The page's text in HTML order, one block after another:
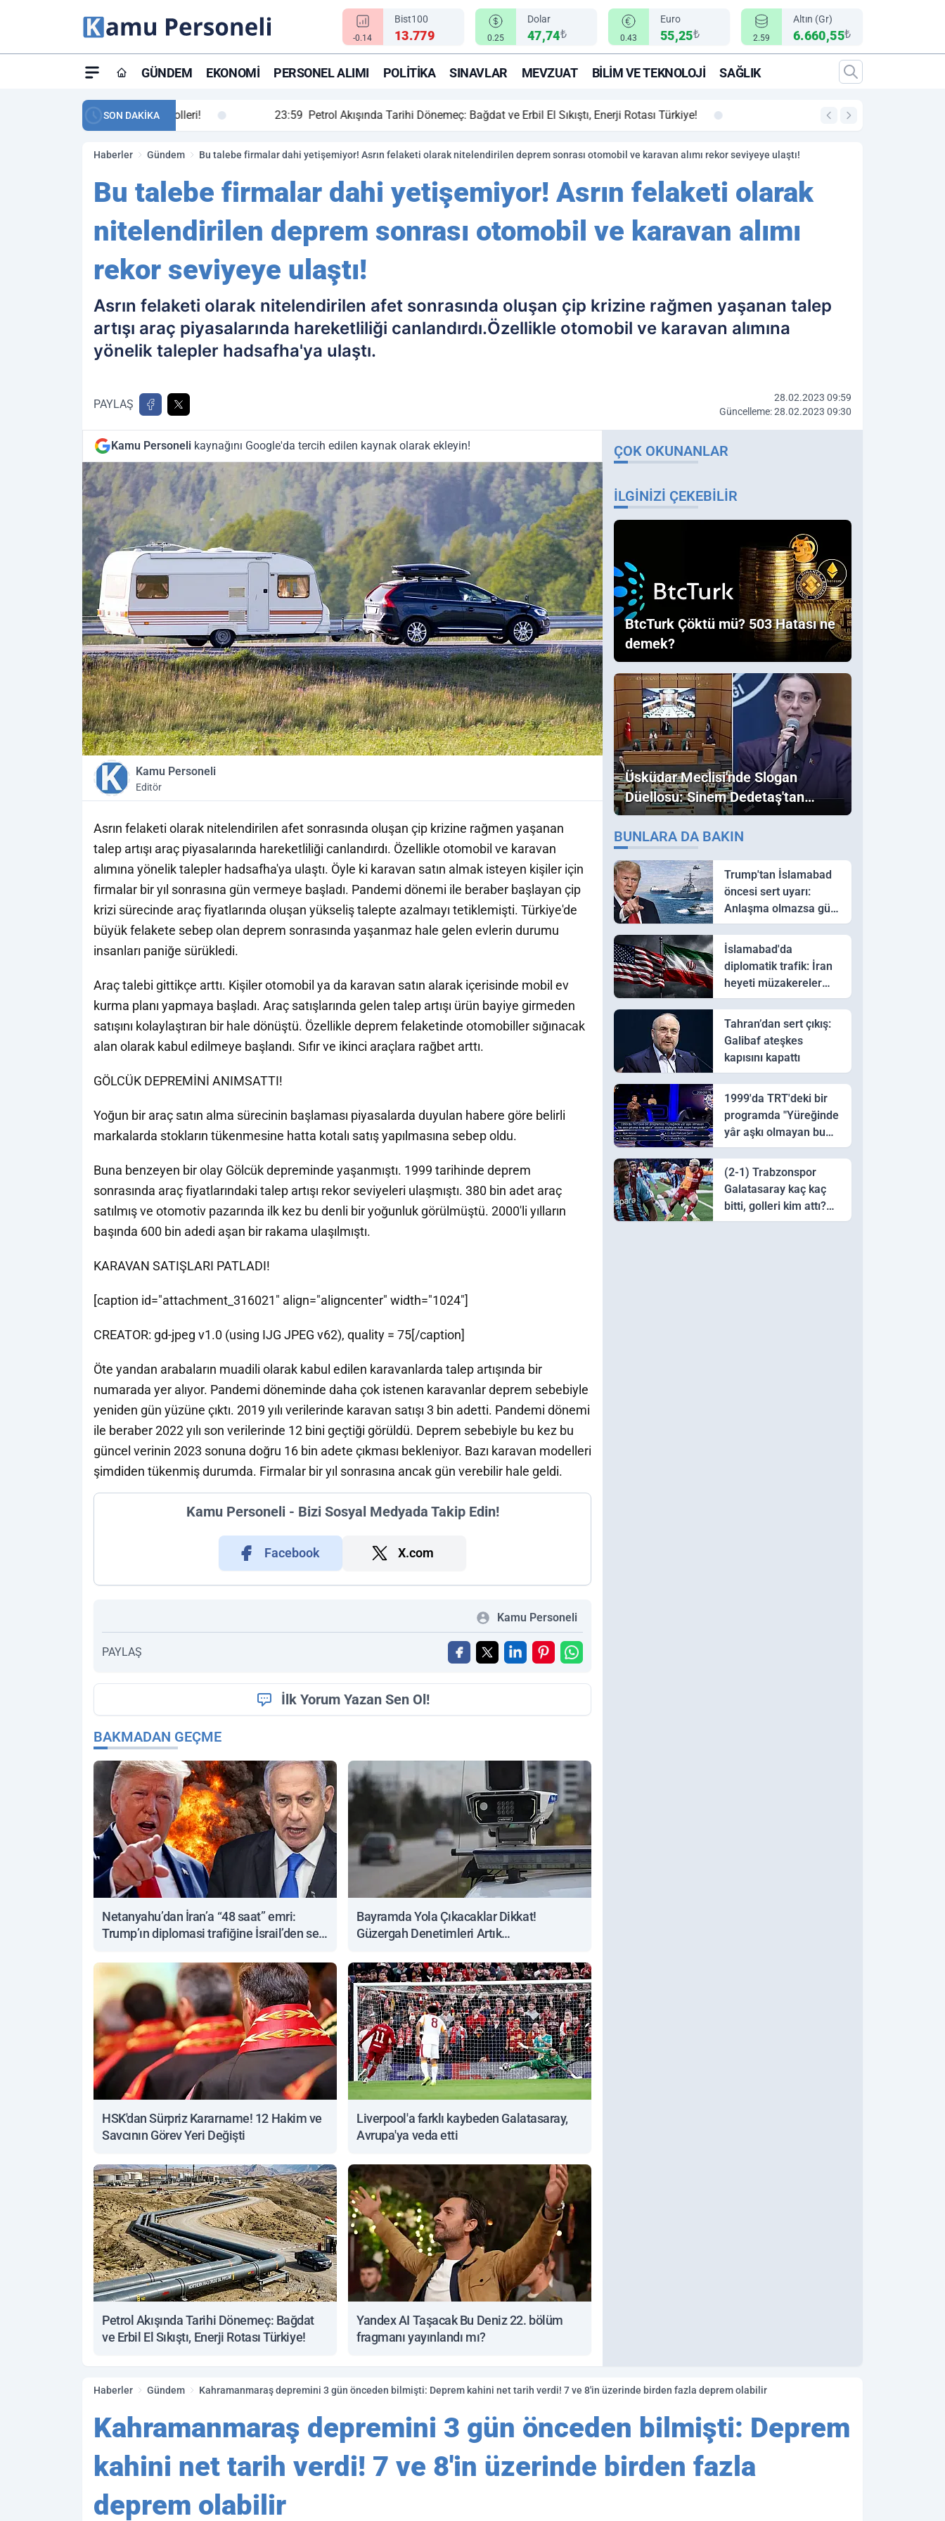
-0.14
Bist100
13.779 0.25
Dolar
47,74₺ 0.43
Euro
55,25₺ 2.59
Altın (Gr)
6.660,55₺
GÜNDEM EKONOMI PERSONEL ALIMI POLITIKA SINAVLAR MEVZUAT BILIM VE TEKNOLOJI SAĞLIK
SON DAKİKA
maç özeti ve golleri! 23:59 Petrol Akışında Tarihi Dönemeç: Bağdat ve Erbil El Sıkıştı, Enerji Rotası Türkiye! 00:12
Haberler Gündem Bu talebe firmalar dahi yetişemiyor! Asrın felaketi olarak nitelendirilen deprem sonrası otomobil ve karavan alımı rekor seviyeye ulaştı!
Bu talebe firmalar dahi yetişemiyor! Asrın felaketi olarak
nitelendirilen deprem sonrası otomobil ve karavan alımı
rekor seviyeye ulaştı!
Asrın felaketi olarak nitelendirilen afet sonrasında oluşan çip krizine rağmen yaşanan talep
artışı araç piyasalarında hareketliliği canlandırdı.Özellikle otomobil ve karavan alımına
yönelik talepler hadsafha'ya ulaştı.
PAYLAŞ
28.02.2023 09:59
Güncelleme: 28.02.2023 09:30
Kamu Personeli kaynağını Google'da tercih edilen kaynak olarak ekleyin!
Kamu Personeli
Editör
Asrın felaketi olarak nitelendirilen afet sonrasında oluşan çip krizine rağmen yaşanan
talep artışı araç piyasalarında hareketliliği canlandırdı. Özellikle otomobil ve karavan
alımına yönelik talepler hadsafha'ya ulaştı. Öyle ki karavan satın almak isteyen kişiler için
firmalar bir yıl sonrasına gün vermeye başladı. Pandemi dönemi ile beraber başlayan çip
krizi sürecinde araç fiyatlarında oluşan yükseliş talepte azalmayı tetiklemişti. Türkiye'de
büyük felakete sebep olan deprem sonrasında yaşanmaz hale gelen evlerin durumu
insanları paniğe sürükledi.
Araç talebi gittikçe arttı. Kişiler otomobil ya da karavan satın alarak içerisinde mobil ev
kurma planı yapmaya başladı. Araç satışlarında gelen talep artışı ürün bayiye girmeden
satışını kolaylaştıran bir hale dönüştü. Özellikle deprem felaketinde otomobiller sığınacak
alan olarak kabul edilmeye başlandı. Sıfır ve ikinci araçlara rağbet arttı.
GÖLCÜK DEPREMİNİ ANIMSATTI!
Yoğun bir araç satın alma sürecinin başlaması piyasalarda duyulan habere göre belirli
markalarda stokların tükenmesine hatta kotalı satış yapılmasına sebep oldu.
Buna benzeyen bir olay Gölcük depreminde yaşanmıştı. 1999 tarihinde deprem
sonrasında araç fiyatlarındaki talep artışı rekor seviyeleri ulaşmıştı. 380 bin adet araç
satılmış ve otomotiv pazarında ilk kez bu denli bir yoğunluk görülmüştü. 2000'li yılların
başında 600 bin adedi aşan bir rakama ulaşılmıştı.
KARAVAN SATIŞLARI PATLADI!
[caption id="attachment_316021" align="aligncenter" width="1024"]
CREATOR: gd-jpeg v1.0 (using IJG JPEG v62), quality = 75[/caption]
Öte yandan arabaların muadili olarak kabul edilen karavanlarda talep artışında bir
numarada yer alıyor. Pandemi döneminde daha çok istenen karavanlar deprem sebebiyle
yeniden gün yüzüne çıktı. 2019 yılı verilerinde karavan satışı 3 bin adetti. Pandemi dönemi
ile beraber 2022 yılı son verilerinde 12 bini geçtiği görüldü. Deprem sebebiyle bu kez bu
güncel verinin 2023 sonuna doğru 16 bin adete çıkması bekleniyor. Bazı karavan modelleri
şimdiden tükenmiş durumda. Firmalar bir yıl sonrasına ancak gün verebilir hale geldi.
Kamu Personeli - Bizi Sosyal Medyada Takip Edin!
Facebook X.com
Kamu Personeli
PAYLAŞ
İlk Yorum Yazan Sen Ol!
BAKMADAN GEÇME
Netanyahu’dan İran’a “48 saat” emri:
Trump’ın diplomasi trafiğine İsrail’den sert
Bayramda Yola Çıkacaklar Dikkat!
Güzergah Denetimleri Artık
HSK'dan Sürpriz Kararname! 12 Hakim ve
Savcının Görev Yeri Değişti
Liverpool'a farklı kaybeden Galatasaray,
Avrupa'ya veda etti
Petrol Akışında Tarihi Dönemeç: Bağdat
ve Erbil El Sıkıştı, Enerji Rotası Türkiye!
Yandex AI Taşacak Bu Deniz 22. bölüm
fragmanı yayınlandı mı?
ÇOK OKUNANLAR
İLGINIZI ÇEKEBILIR
BtcTurk Çöktü mü? 503 Hatası ne
demek?
Üsküdar Meclisi'nde Slogan
Düellosu: Sinem Dedetaş'tan
Ezber Bozan "Erdoğan" ve
"İmamoğlu" Çıkışı!
BUNLARA DA BAKIN
Trump'tan İslamabad
öncesi sert uyarı:
Anlaşma olmazsa güç
kullanırız
İslamabad'da
diplomatik trafik: İran
heyeti müzakereler
için Pakistan'a ulaştı
Tahran’dan sert çıkış:
Galibaf ateşkes
kapısını kapattı
1999'da TRT'deki bir
programda "Yüreğinde
yâr aşkı olmayan bu
sazı çalarsa tingirdatır"
sözünü söyleyen halk
ozanı hangisidir?
(2-1) Trabzonspor
Galatasaray kaç kaç
bitti, golleri kim attı?
Trabzonspor
Haberler Gündem Kahramanmaraş depremini 3 gün önceden bilmişti: Deprem kahini net tarih verdi! 7 ve 8'in üzerinde birden fazla deprem olabilir
Kahramanmaraş depremini 3 gün önceden bilmişti: Deprem
kahini net tarih verdi! 7 ve 8'in üzerinde birden fazla
deprem olabilir